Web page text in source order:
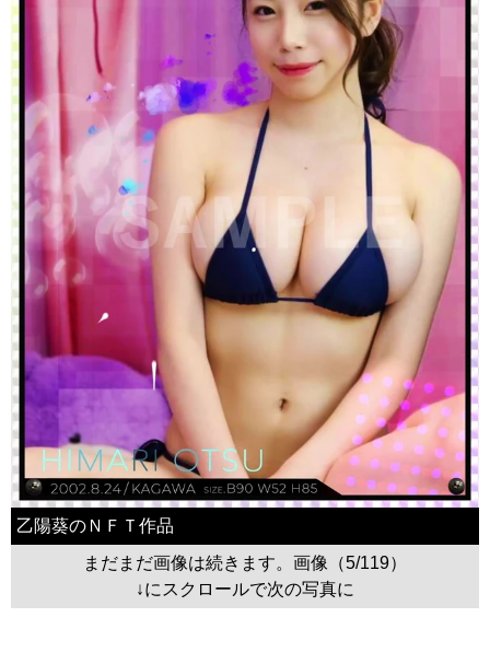
乙陽葵のＮＦＴ作品
まだまだ画像は続きます。画像（5/119）
↓にスクロールで次の写真に